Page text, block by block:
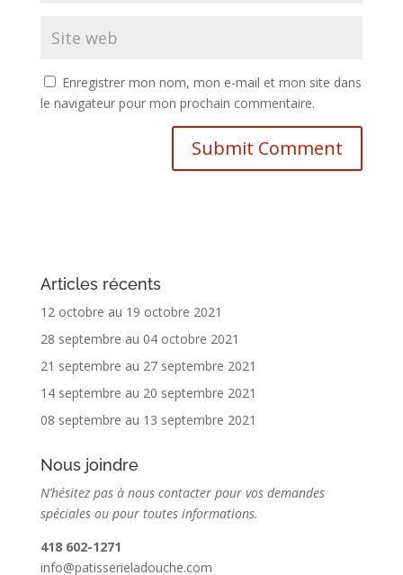
Enregistrer mon nom, mon e-mail et mon site dans
le navigateur pour mon prochain commentaire.
Articles récents
12 octobre au 19 octobre 2021
28 septembre au 04 octobre 2021
21 septembre au 27 septembre 2021
14 septembre au 20 septembre 2021
08 septembre au 13 septembre 2021
Nous joindre
N’hésitez pas à nous contacter pour vos demandes
spéciales ou pour toutes informations.
418 602-1271
info@patisserieladouche.com